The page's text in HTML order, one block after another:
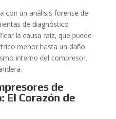
con un análisis forense de
de diagnóstico
la causa raíz, que puede
menor hasta un daño
interno del compresor.
de
El Corazón de